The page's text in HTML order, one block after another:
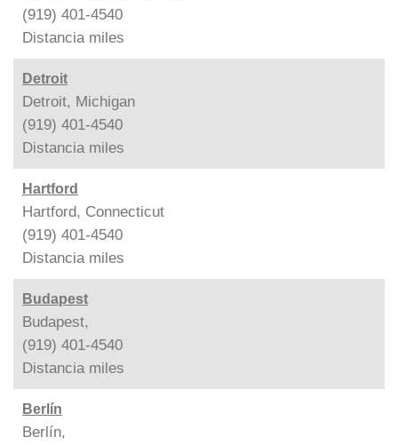
(919) 401-4540
Distancia miles
Detroit
Detroit, Michigan
(919) 401-4540
Distancia miles
Hartford
Hartford, Connecticut
(919) 401-4540
Distancia miles
Budapest
Budapest,
(919) 401-4540
Distancia miles
Berlín
Berlín,